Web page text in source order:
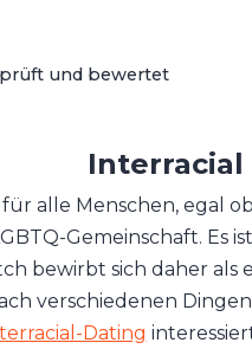
und bewertet
Interracial
für alle Menschen,
Gemeinschaft. Es
bewirbt sich daher als
verschiedenen
Dating